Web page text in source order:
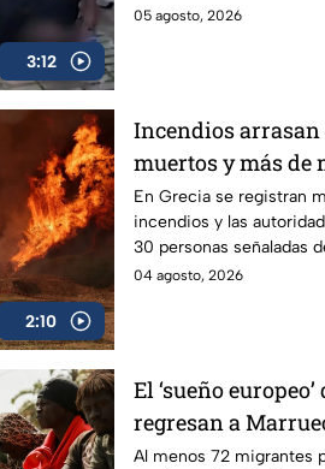
3:12
05 agosto, 2026
2:10
Incendios arrasan
muertos y más de
En Grecia se registran
incendios y las
30 personas señaladas
04 agosto, 2026
El ‘sueño
regresan a
Al menos 72 migrantes